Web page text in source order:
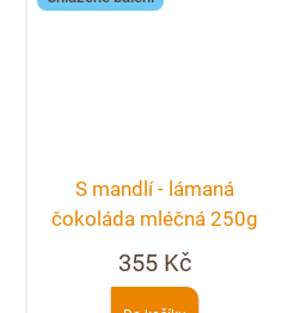
S mandlí - lámaná
čokoláda mléčná 250g
355 Kč